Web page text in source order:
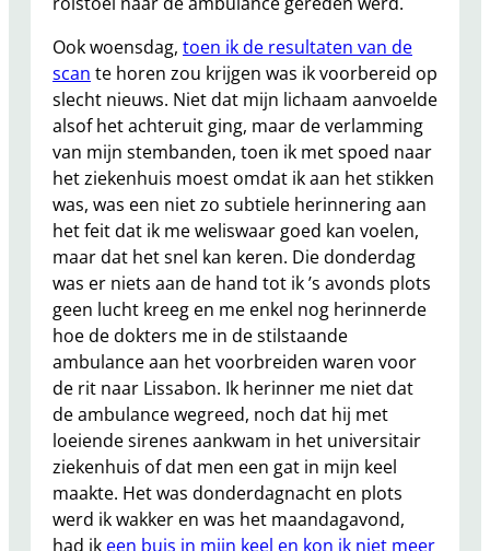
Ook woensdag, toen ik de resultaten van de
scan te horen zou krijgen was ik voorbereid op
slecht nieuws. Niet dat mijn lichaam aanvoelde
alsof het achteruit ging, maar de verlamming
van mijn stembanden, toen ik met spoed naar
het ziekenhuis moest omdat ik aan het stikken
was, was een niet zo subtiele herinnering aan
het feit dat ik me weliswaar goed kan voelen,
maar dat het snel kan keren. Die donderdag
was er niets aan de hand tot ik ’s avonds plots
geen lucht kreeg en me enkel nog herinnerde
hoe de dokters me in de stilstaande
ambulance aan het voorbreiden waren voor
de rit naar Lissabon. Ik herinner me niet dat
de ambulance wegreed, noch dat hij met
loeiende sirenes aankwam in het universitair
ziekenhuis of dat men een gat in mijn keel
maakte. Het was donderdagnacht en plots
werd ik wakker en was het maandagavond,
had ik een buis in mijn keel en kon ik niet meer